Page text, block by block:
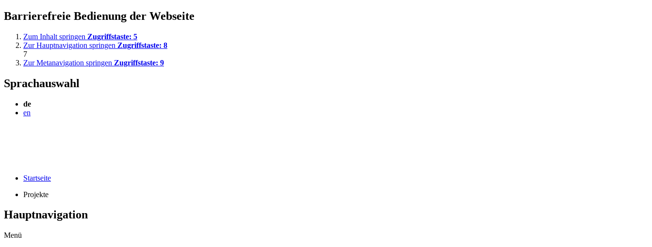
Barrierefreie Bedienung der Webseite
Zum Inhalt springen Zugriffstaste: 5
Zur Hauptnavigation springen Zugriffstaste: 8
7
Zur Metanavigation springen Zugriffstaste: 9
Sprachauswahl
de
en
Startseite
Projekte
Hauptnavigation
Menü